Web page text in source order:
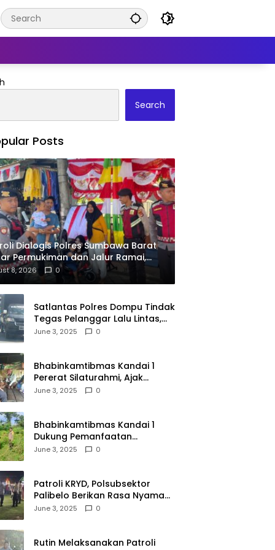
Search
Posts
Dialogis Polres Sumbawa Barat
Permukiman dan Jalur Ramai,
Kamtibmas Tetap Kondusif
8, 2026 0
Satlantas Polres Dompu Tindak
Tegas Pelanggar Lalu Lintas,
Mobil Bodong, dan Kendaraan
June 3, 2025 0
Bhabinkamtibmas Kandai 1
Pererat Silaturahmi, Ajak
Warga Jaga Keamanan
June 3, 2025 0
Bhabinkamtibmas Kandai 1
Dukung Pemanfaatan
Pekarangan untuk Ketahanan
June 3, 2025 0
Patroli KRYD, Polsubsektor
Palibelo Berikan Rasa Nyaman
Bagi Masyarakat dan
June 3, 2025 0
Rutin Melaksanakan Patroli